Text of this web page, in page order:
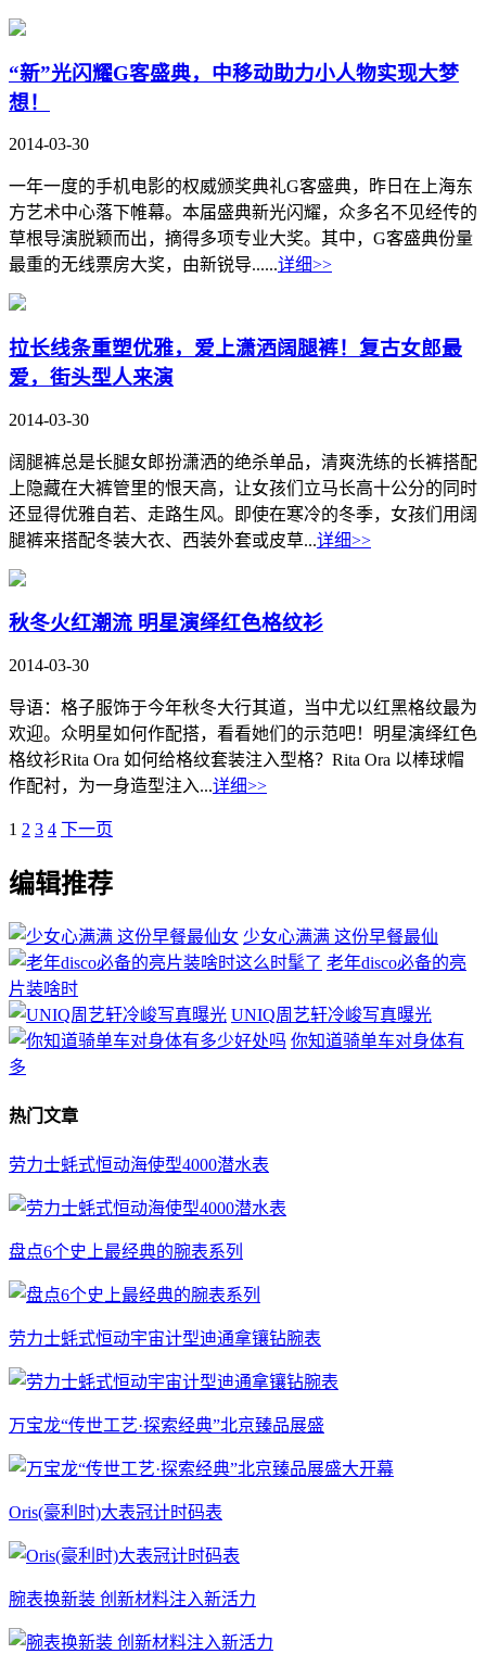
“新”光闪耀G客盛典，中移动助力小人物实现大梦
想！
2014-03-30
一年一度的手机电影的权威颁奖典礼G客盛典，昨日在上海东
方艺术中心落下帷幕。本届盛典新光闪耀，众多名不见经传的
草根导演脱颖而出，摘得多项专业大奖。其中，G客盛典份量
最重的无线票房大奖，由新锐导......详细>>
拉长线条重塑优雅，爱上潇洒阔腿裤！复古女郎最
爱，街头型人来演
2014-03-30
阔腿裤总是长腿女郎扮潇洒的绝杀单品，清爽洗练的长裤搭配
上隐藏在大裤管里的恨天高，让女孩们立马长高十公分的同时
还显得优雅自若、走路生风。即使在寒冷的冬季，女孩们用阔
腿裤来搭配冬装大衣、西装外套或皮草...详细>>
秋冬火红潮流 明星演绎红色格纹衫
2014-03-30
导语：格子服饰于今年秋冬大行其道，当中尤以红黑格纹最为
欢迎。众明星如何作配搭，看看她们的示范吧！明星演绎红色
格纹衫Rita Ora 如何给格纹套装注入型格？Rita Ora 以棒球帽
作配衬，为一身造型注入...详细>>
1 2 3 4 下一页
编辑推荐
少女心满满 这份早餐最仙
老年disco必备的亮
片装啥时
UNIQ周艺轩冷峻写真曝光
你知道骑单车对身体有
多
热门文章
劳力士蚝式恒动海使型4000潜水表
盘点6个史上最经典的腕表系列
劳力士蚝式恒动宇宙计型迪通拿镶钻腕表
万宝龙“传世工艺·探索经典”北京臻品展盛
Oris(豪利时)大表冠计时码表
腕表换新装 创新材料注入新活力